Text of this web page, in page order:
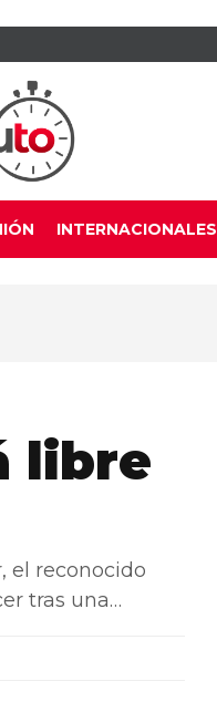
INTERNACIONALES
libre
el reconocido
tras una…